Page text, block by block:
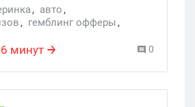
как попасть на вечеринку,
заходи почитать.
, авто,
, гемблинг офферы,
,Гембла офферы
минут 0